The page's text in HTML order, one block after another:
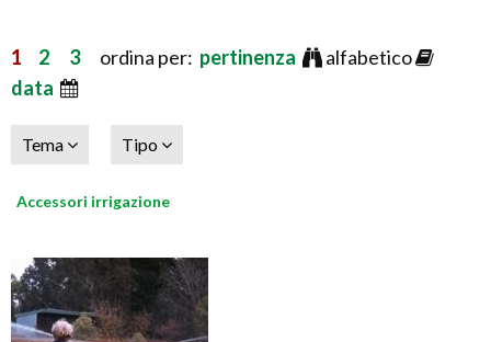
1 2 3ordina per: pertinenza
alfabetico
data
Tema Tipo
Accessori irrigazione